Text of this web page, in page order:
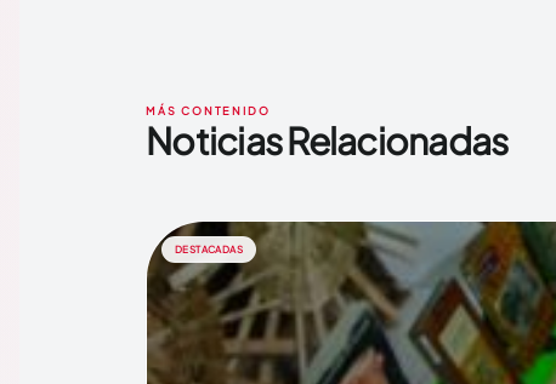
MÁS CONTENIDO
Noticias Relacionadas
DESTACADAS